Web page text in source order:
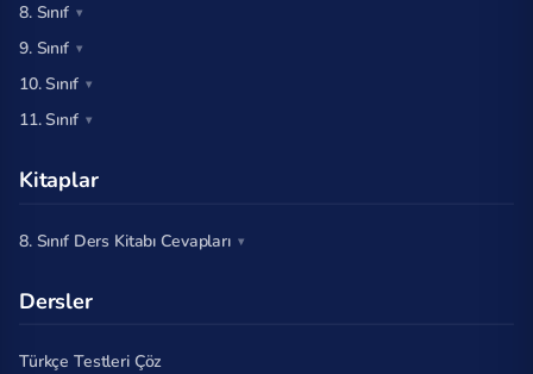
8. Sınıf
9. Sınıf
10. Sınıf
11. Sınıf
Kitaplar
8. Sınıf Ders Kitabı Cevapları
Dersler
Türkçe Testleri Çöz